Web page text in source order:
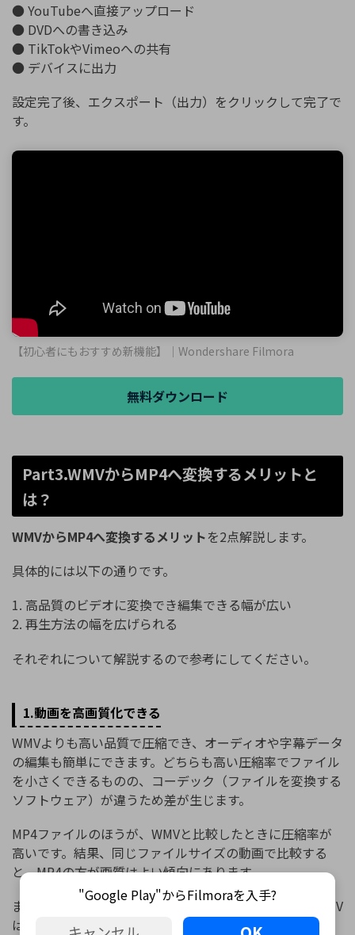
● YouTubeへ直接アップロード
● DVDへの書き込み
● TikTokやVimeoへの共有
● デバイスに出力
設定完了後、エクスポート（出力）をクリックして完了で
す。
【初心者にもおすすめ新機能】｜Wondershare Filmora
無料ダウンロード
Part3.WMVからMP4へ変換するメリットと
は？
WMVからMP4へ変換するメリットを2点解説します。
具体的には以下の通りです。
1. 高品質のビデオに変換でき編集できる幅が広い
2. 再生方法の幅を広げられる
それぞれについて解説するので参考にしてください。
1.動画を高画質化できる
WMVよりも高い品質で圧縮でき、オーディオや字幕データ
の編集も簡単にできます。どちらも高い圧縮率でファイル
を小さくできるものの、コーデック（ファイルを変換する
ソフトウェア）が違うため差が生じます。
MP4ファイルのほうが、WMVと比較したときに圧縮率が
高いです。結果、同じファイルサイズの動画で比較する
と、MP4の方が画質はよい傾向にあります。
また、共有できるデバイスが多い点もメリットです。WMV
は、Microsoftで使用する際の拡張子のため共有できる媒
"Google Play"からFilmoraを入手?